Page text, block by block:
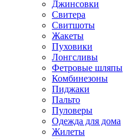
Джинсовки
Свитера
Свитшоты
Жакеты
Пуховики
Лонгсливы
Фетровые шляпы
Комбинезоны
Пиджаки
Пальто
Пуловеры
Одежда для дома
Жилеты